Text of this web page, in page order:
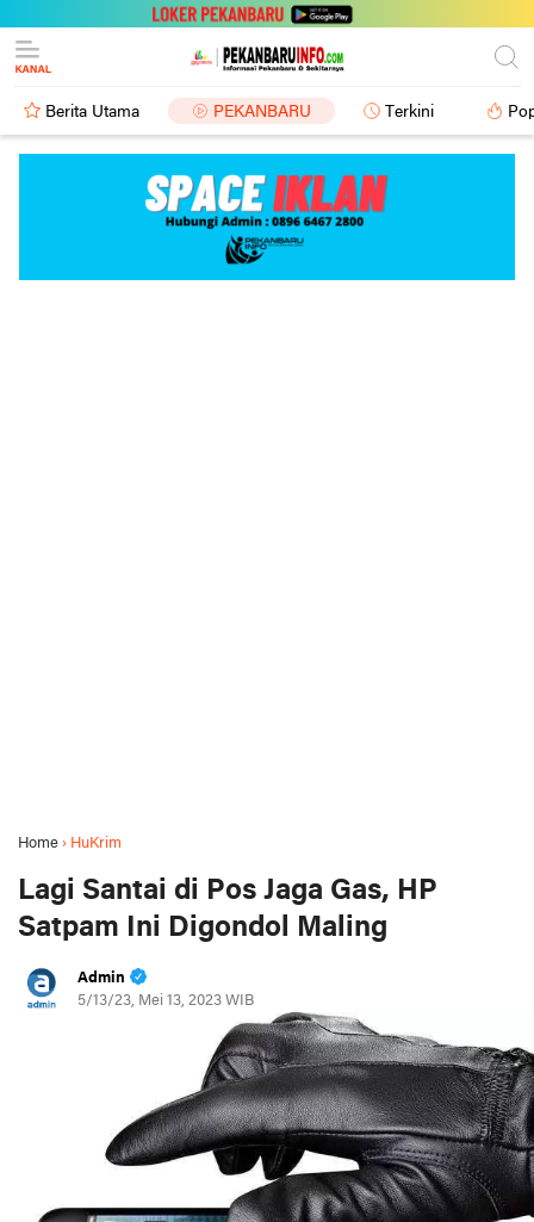
Berita Utama PEKANBARU Terkini
Home › HuKrim
Lagi Santai di Pos Jaga Gas, HP
Satpam Ini Digondol Maling
Admin
5/13/23, Mei 13, 2023 WIB